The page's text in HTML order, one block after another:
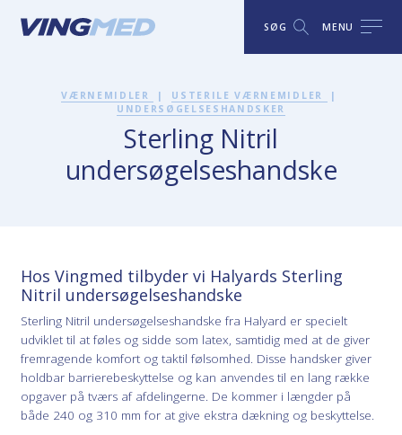
SØG MENU
VÆRNEMIDLER | USTERILE VÆRNEMIDLER
|
UNDERSØGELSESHANDSKER
Sterling Nitril
undersøgelseshandske
Hos Vingmed tilbyder vi Halyards Sterling
Nitril undersøgelseshandske
Sterling Nitril undersøgelseshandske fra Halyard er specielt
udviklet til at føles og sidde som latex, samtidig med at de giver
fremragende komfort og taktil følsomhed. Disse handsker giver
holdbar barrierebeskyttelse og kan anvendes til en lang række
opgaver på tværs af afdelingerne. De kommer i længder på
både 240 og 310 mm for at give ekstra dækning og beskyttelse.